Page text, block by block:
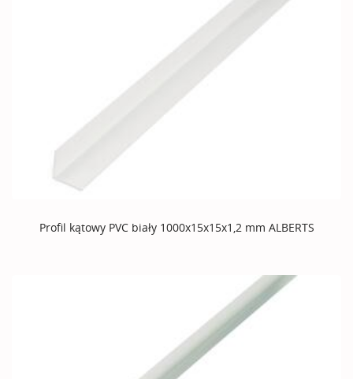
Profil kątowy PVC biały 1000x15x15x1,2 mm ALBERTS